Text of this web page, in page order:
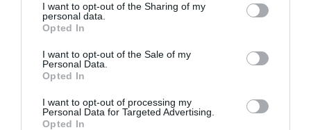
I want to opt-out of the Sharing of my
personal data.
Opted In
I want to opt-out of the Sale of my
Personal Data.
Opted In
I want to opt-out of processing my
Personal Data for Targeted Advertising.
Opted In